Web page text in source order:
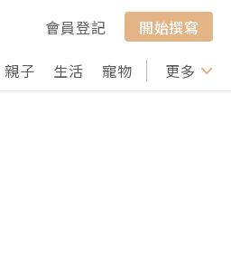
會員登記
開始撰寫
親子 生活 寵物 行山 打卡
更多